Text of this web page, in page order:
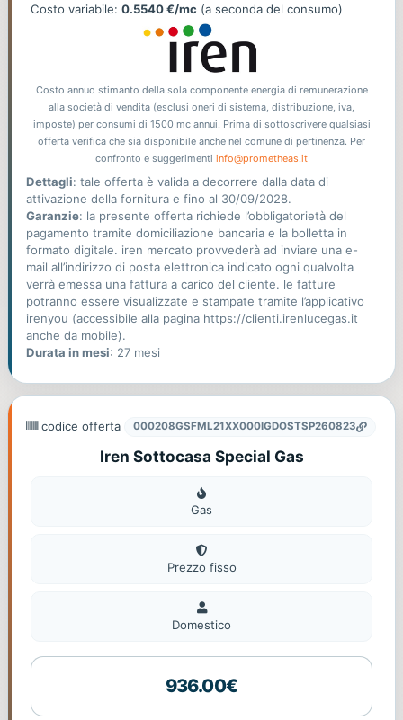
Costo variabile: 0.5540 €/mc (a seconda del consumo)
Costo annuo stimanto della sola componente energia di remunerazione
alla società di vendita (esclusi oneri di sistema, distribuzione, iva,
imposte) per consumi di 1500 mc annui. Prima di sottoscrivere qualsiasi
offerta verifica che sia disponibile anche nel comune di pertinenza. Per
confronto e suggerimenti info@prometheas.it
Dettagli: tale offerta è valida a decorrere dalla data di
attivazione della fornitura e fino al 30/09/2028.
Garanzie: la presente offerta richiede l’obbligatorietà del
pagamento tramite domiciliazione bancaria e la bolletta in
formato digitale. iren mercato provvederà ad inviare una e-
mail all’indirizzo di posta elettronica indicato ogni qualvolta
verrà emessa una fattura a carico del cliente. le fatture
potranno essere visualizzate e stampate tramite l’applicativo
irenyou (accessibile alla pagina https://clienti.irenlucegas.it
anche da mobile).
Durata in mesi: 27 mesi
codice offerta 000208GSFML21XX000IGDOSTSP260823
Iren Sottocasa Special Gas
Gas
Gas
Prezzo fisso
Domestico
Domestico
936.00€